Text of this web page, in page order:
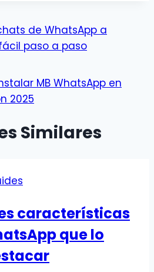
de WhatsApp a
paso a paso
MB WhatsApp en
2025
Similares
características
que lo